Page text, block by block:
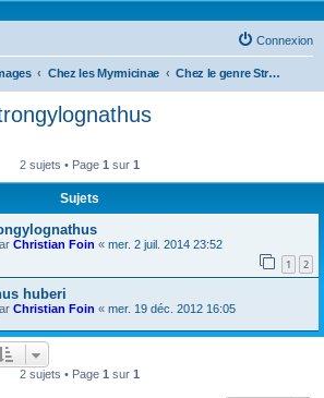
Connexion
Chez les Myrmicinae Chez le genre Strongylognathus
2 sujets • Page 1 sur 1
Sujets
Christian Foin « mer. 2 juil. 2014 23:52
1 2
huberi
Christian Foin « mer. 19 déc. 2012 16:05
2 sujets • Page 1 sur 1